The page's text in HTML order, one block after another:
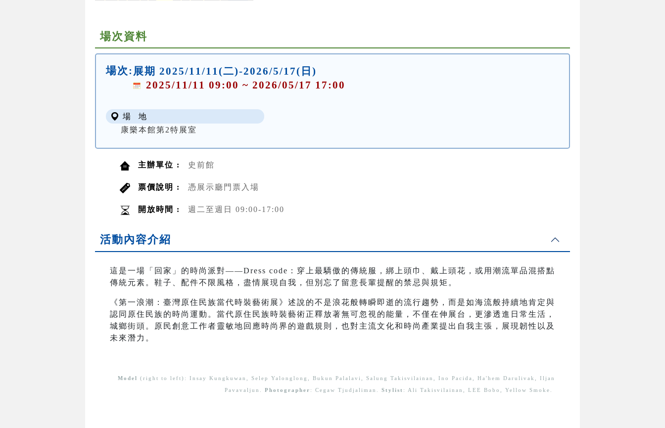
場次資料
場次: 展期 2025/11/11(二)-2026/5/17(日)
2025/11/11 09:00 ~ 2026/05/17 17:00
場 地
康樂本館第2特展室
主辦單位 : 史前館
票價說明 : 憑展示廳門票入場
開放時間 : 週二至週日 09:00-17:00
活動內容介紹
這是一場「回家」的時尚派對——Dress code：穿上最驕傲的傳統服，綁上頭巾、戴上頭花，或用潮流單品混搭點
傳統元素。鞋子、配件不限風格，盡情展現自我，但別忘了留意長輩提醒的禁忌與規矩。
《第一浪潮：臺灣原住民族當代時裝藝術展》述說的不是浪花般轉瞬即逝的流行趨勢，而是如海流般持續地肯定與
認同原住民族的時尚運動。當代原住民族時裝藝術正釋放著無可忽視的能量，不僅在伸展台，更滲透進日常生活，
城鄉街頭。原民創意工作者靈敏地回應時尚界的遊戲規則，也對主流文化和時尚產業提出自我主張，展現韌性以及
未來潛力。
Model (right to left): Insay Kungkuwan, Selep Yalonglong, Bukun Palalavi, Salung Takisvilainan, Ino Pacida, Ha'hem Darulivak, Iljan
Pavavaljun. Photographer : Cegaw Tjudjaliman. Stylist : Ali Takisvilainan, LEE Bobo, Yellow Smoke.